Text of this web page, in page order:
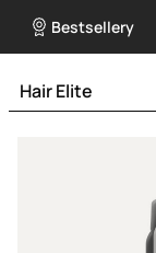
Bestsellery
Hair Elite